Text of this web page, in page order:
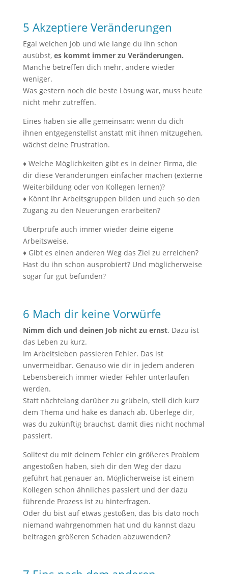
5 Akzeptiere Veränderungen
Egal welchen Job und wie lange du ihn schon
ausübst, es kommt immer zu Veränderungen.
Manche betreffen dich mehr, andere wieder
weniger.
Was gestern noch die beste Lösung war, muss heute
nicht mehr zutreffen.
Eines haben sie alle gemeinsam: wenn du dich
ihnen entgegenstellst anstatt mit ihnen mitzugehen,
wächst deine Frustration.
♦ Welche Möglichkeiten gibt es in deiner Firma, die
dir diese Veränderungen einfacher machen (externe
Weiterbildung oder von Kollegen lernen)?
♦ Könnt ihr Arbeitsgruppen bilden und euch so den
Zugang zu den Neuerungen erarbeiten?
Überprüfe auch immer wieder deine eigene
Arbeitsweise.
♦ Gibt es einen anderen Weg das Ziel zu erreichen?
Hast du ihn schon ausprobiert? Und möglicherweise
sogar für gut befunden?
6 Mach dir keine Vorwürfe
Nimm dich und deinen Job nicht zu ernst. Dazu ist
das Leben zu kurz.
Im Arbeitsleben passieren Fehler. Das ist
unvermeidbar. Genauso wie dir in jedem anderen
Lebensbereich immer wieder Fehler unterlaufen
werden.
Statt nächtelang darüber zu grübeln, stell dich kurz
dem Thema und hake es danach ab. Überlege dir,
was du zukünftig brauchst, damit dies nicht nochmal
passiert.
Solltest du mit deinem Fehler ein größeres Problem
angestoßen haben, sieh dir den Weg der dazu
geführt hat genauer an. Möglicherweise ist einem
Kollegen schon ähnliches passiert und der dazu
führende Prozess ist zu hinterfragen.
Oder du bist auf etwas gestoßen, das bis dato noch
niemand wahrgenommen hat und du kannst dazu
beitragen größeren Schaden abzuwenden?